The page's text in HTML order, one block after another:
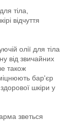
тіла,
відчуття
олії для тіла
від звичайних
також
бар'єр
шкіри у
зветься